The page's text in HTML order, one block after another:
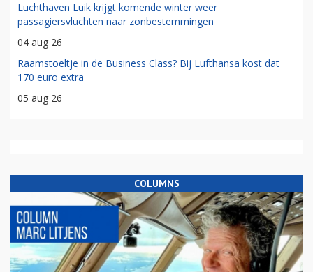
Luchthaven Luik krijgt komende winter weer
passagiersvluchten naar zonbestemmingen
04 aug 26
Raamstoeltje in de Business Class? Bij Lufthansa kost dat
170 euro extra
05 aug 26
COLUMNS